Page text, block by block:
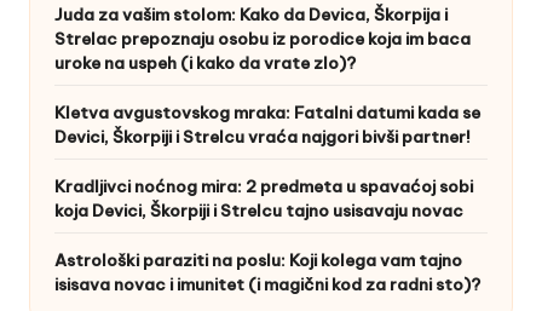
Juda za vašim stolom: Kako da Devica, Škorpija i
Strelac prepoznaju osobu iz porodice koja im baca
uroke na uspeh (i kako da vrate zlo)?
Kletva avgustovskog mraka: Fatalni datumi kada se
Devici, Škorpiji i Strelcu vraća najgori bivši partner!
Kradljivci noćnog mira: 2 predmeta u spavaćoj sobi
koja Devici, Škorpiji i Strelcu tajno usisavaju novac
Astrološki paraziti na poslu: Koji kolega vam tajno
isisava novac i imunitet (i magični kod za radni sto)?